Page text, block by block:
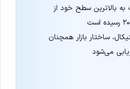
بالاترین سطح خود از
ساختار بازار همچنان
می‌شود